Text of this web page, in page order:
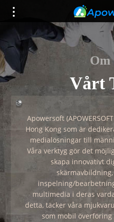
Om
Vårt
Apowersoft
Hong Kong som är
medialösningar till
Våra verktyg gör det
skapa innovativt
inspelning/
multimedia i deras
detta, täcker våra
som mobil överföring